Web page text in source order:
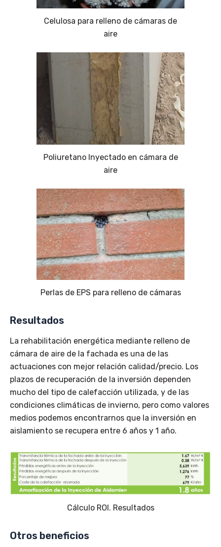
Celulosa para relleno de cámaras de
aire
Poliuretano Inyectado en cámara de
aire
Perlas de EPS para relleno de cámaras
Resultados
La rehabilitación energética mediante relleno de
cámara de aire de la fachada es una de las
actuaciones con mejor relación calidad/precio. Los
plazos de recuperación de la inversión dependen
mucho del tipo de calefacción utilizada, y de las
condiciones climáticas de invierno, pero como valores
medios podemos encontrarnos que la inversión en
aislamiento se recupera entre 6 años y 1 año.
Cálculo ROI. Resultados
Otros beneficios